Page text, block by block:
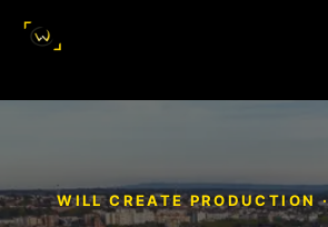
WILL CREATE PRODUCTION